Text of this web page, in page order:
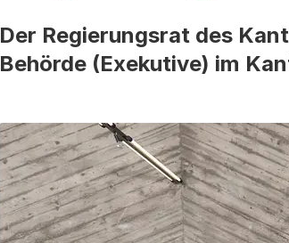
Der Regierungsrat des
Behörde (Exekutive) im